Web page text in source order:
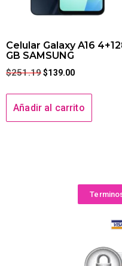
Celular Galaxy A16
GB SAMSUNG
$251.19 $139.00
Añadir al carrito